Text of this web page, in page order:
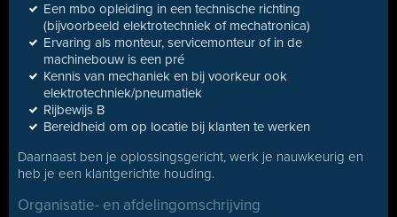
Een mbo opleiding in een technische richting
(bijvoorbeeld elektrotechniek of mechatronica)
Ervaring als monteur, servicemonteur of in de
machinebouw is een pré
Kennis van mechaniek en bij voorkeur ook
elektrotechniek/pneumatiek
Rijbewijs B
Bereidheid om op locatie bij klanten te werken
Daarnaast ben je oplossingsgericht, werk je nauwkeurig en
heb je een klantgerichte houding.
Organisatie- en afdelingomschrijving